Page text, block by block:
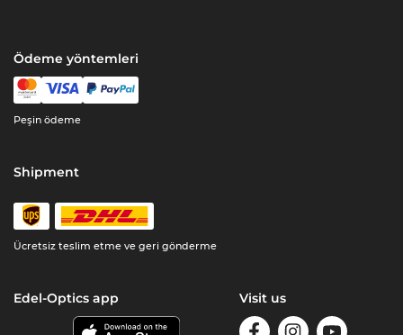
Ödeme yöntemleri
Peşin ödeme
Shipment
Ücretsiz teslim etme ve geri gönderme
Edel-Optics app Visit us